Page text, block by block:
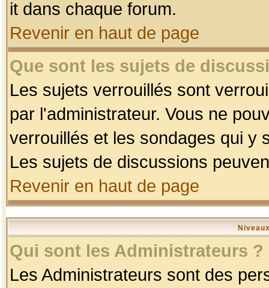
it dans chaque forum.
Revenir en haut de page
Que sont les sujets de
Les sujets verrouillés sont
par l'administrateur. Vous ne
verrouillés et les sondages qui y
Les sujets de discussions
Revenir en haut de page
Qui sont les Administrateurs ?
Les Administrateurs sont des